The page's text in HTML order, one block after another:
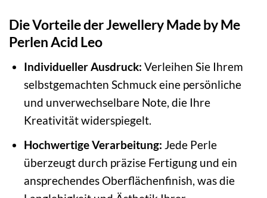
Die Vorteile der Jewellery Made by Me
Perlen Acid Leo
Individueller Ausdruck: Verleihen Sie Ihrem
selbstgemachten Schmuck eine persönliche
und unverwechselbare Note, die Ihre
Kreativität widerspiegelt.
Hochwertige Verarbeitung: Jede Perle
überzeugt durch präzise Fertigung und ein
ansprechendes Oberflächenfinish, was die